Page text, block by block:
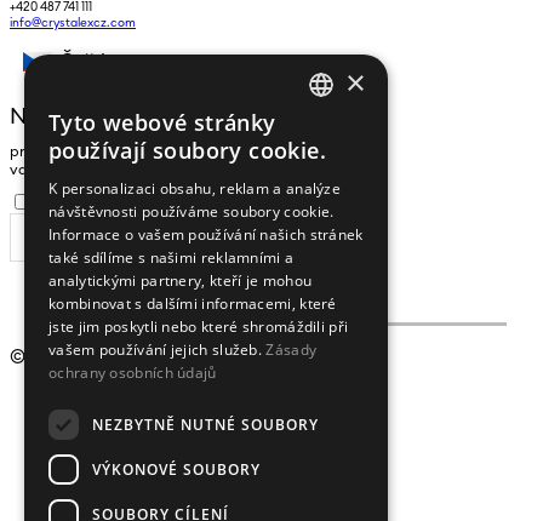
+420 487 741 111
info@crystalexcz.com
NEWSLETTER
pro zasílání zpráv a novinek zadejte prosím
vaši e-mailovou adresu
Souhlasím se zpracováním osobních údajů
ODEBÍRAT
© 2009 - 2026Crystalex CZ, s.r.o.
×
Tyto webové stránky
používají soubory cookie.
K personalizaci obsahu, reklam a analýze
návštěvnosti používáme soubory cookie.
Informace o vašem používání našich stránek
také sdílíme s našimi reklamními a
analytickými partnery, kteří je mohou
kombinovat s dalšími informacemi, které
jste jim poskytli nebo které shromáždili při
vašem používání jejich služeb.Zásady
ochrany osobních údajů
NEZBYTNĚ NUTNÉ SOUBORY
VÝKONOVÉ SOUBORY
SOUBORY CÍLENÍ